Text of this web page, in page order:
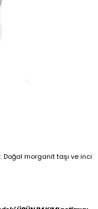
morganit taşı ve inci